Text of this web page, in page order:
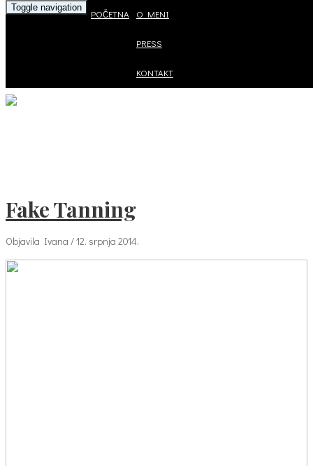
Toggle navigation
POČETNA O MENI
PRESS
KONTAKT
Fake Tanning
Objavila Ivana / 12. srpnja 2014.